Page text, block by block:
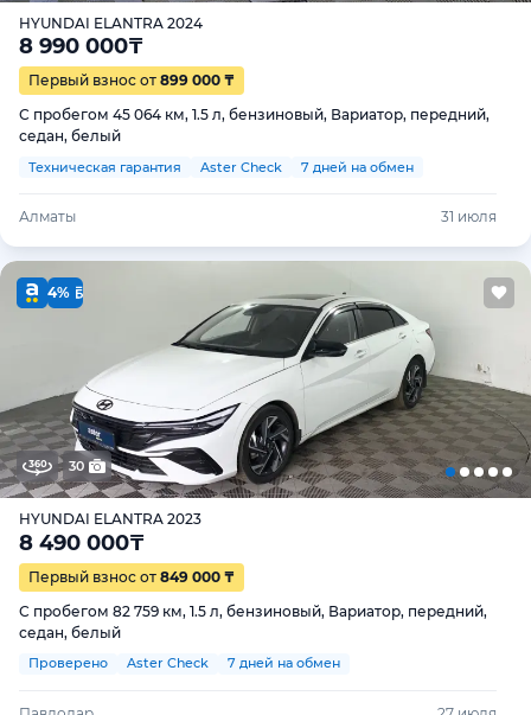
HYUNDAI ELANTRA 2024
8 990 000₸
Первый взнос от 899 000 ₸
С пробегом 45 064 км, 1.5 л, бензиновый, Вариатор, передний,
седан, белый
Техническая гарантия Aster Check 7 дней на обмен
Алматы 31 июля
4%
30
HYUNDAI ELANTRA 2023
8 490 000₸
Первый взнос от 849 000 ₸
С пробегом 82 759 км, 1.5 л, бензиновый, Вариатор, передний,
седан, белый
Проверено Aster Check 7 дней на обмен